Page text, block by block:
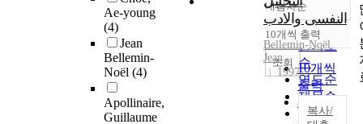
Ae-young
(4)
Jean
Bellemin-
Noël (4)
Apollinaire,
Guillaume
정확도
순
인기도
순
연도순
제목순
저자순
내림차순
내림차순
10개씩 출력
10개씩
출력
20개씩
출력
조회
النفسى والادب
Bellemin-Noël,
Jean
1997
복사/